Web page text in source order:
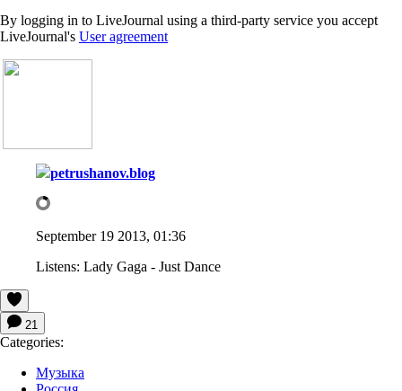
By logging in to LiveJournal using a third-party service you accept
LiveJournal's User agreement
petrushanov.blog
September 19 2013, 01:36
Listens: Lady Gaga - Just Dance
21
Categories:
Музыка